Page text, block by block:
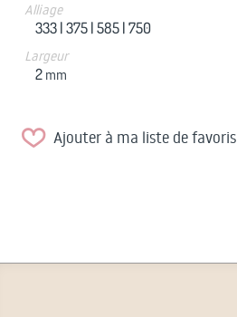
Alliage
333 |375 |585 |750
Largeur
2 mm
Ajouter à ma liste de favoris